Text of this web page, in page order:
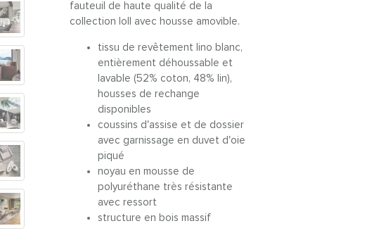
fauteuil de haute qualité de la
collection loll avec housse amovible.
tissu de revêtement lino blanc,
entièrement déhoussable et
lavable (52% coton, 48% lin),
housses de rechange
disponibles
coussins d'assise et de dossier
avec garnissage en duvet d'oie
piqué
noyau en mousse de
polyuréthane très résistante
avec ressort
structure en bois massif